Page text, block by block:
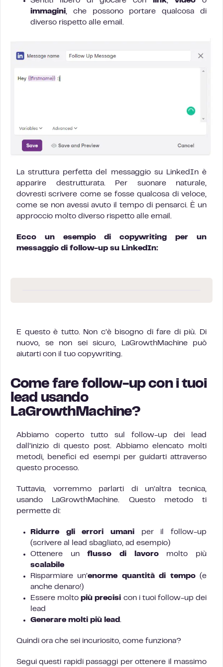
immagini, che possono portare qualcosa di
diverso rispetto alle email.
La struttura perfetta del messaggio su LinkedIn è
apparire destrutturata. Per suonare naturale,
dovresti scrivere come se fosse qualcosa di veloce,
come se non avessi avuto il tempo di pensarci. È un
approccio molto diverso rispetto alle email.
Ecco un esempio di copywriting per un
messaggio di follow-up su LinkedIn:
E questo è tutto. Non c’è bisogno di fare di più. Di
nuovo, se non sei sicuro, LaGrowthMachine può
aiutarti con il tuo copywriting.
Come fare follow-up con i tuoi
lead usando
LaGrowthMachine?
Abbiamo coperto tutto sul follow-up dei lead
dall’inizio di questo post. Abbiamo elencato molti
metodi, benefici ed esempi per guidarti attraverso
questo processo.
Tuttavia, vorremmo parlarti di un’altra tecnica,
usando LaGrowthMachine. Questo metodo ti
permette di:
Ridurre gli errori umani per il follow-up
(scrivere al lead sbagliato, ad esempio)
Ottenere unflusso di lavoromolto più
scalabile
Risparmiare un’enorme quantità di tempo(e
anche denaro!)
Essere moltopiù precisi con i tuoi follow-up dei
lead
Generare molti più lead .
Quindi ora che sei incuriosito, come funziona?
Segui questi rapidi passaggi per ottenere il massimo